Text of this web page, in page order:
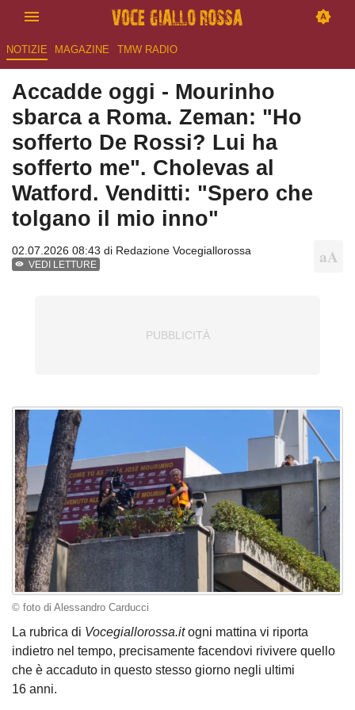
NOTIZIE MAGAZINE TMW RADIO
Accadde oggi - Mourinho
sbarca a Roma. Zeman: "Ho
sofferto De Rossi? Lui ha
sofferto me". Cholevas al
Watford. Venditti: "Spero che
tolgano il mio inno"
02.07.2026 08:43 di Redazione Vocegiallorossa
VEDI LETTURE
© foto di Alessandro Carducci
La rubrica di Vocegiallorossa.itogni mattina vi riporta
indietro nel tempo, precisamente facendovi rivivere quello
che è accaduto in questo stesso giorno negli ultimi
16 anni.